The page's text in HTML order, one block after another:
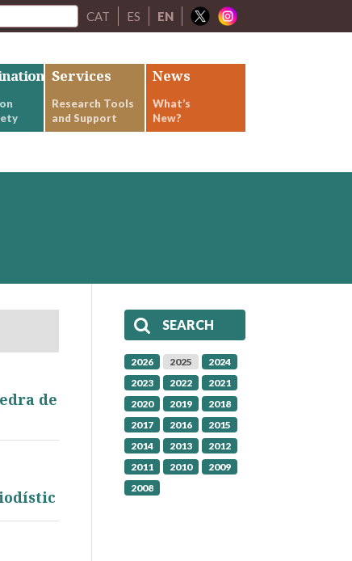
CAT ES EN
Services
Research Tools
and Support
News
What’s
New?
de
SEARCH
2026 2025
2024
2023
2022
2021
2020
2019
2018
2017
2016
2015
2014
2013
2012
2011
2010
2009
2008